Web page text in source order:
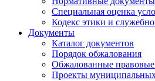
Специальная оценка
Кодекс этики и
Документы
Каталог документов
Порядок обжалования
Обжалованные
Проекты